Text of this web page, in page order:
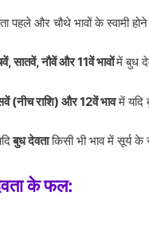
पहले और चौथे भावों के स्वामी
सातवें, नौवें और 11वें भावोंमें बुध
(नीच राशि) और 12वें भावमें यदि
बुध देवताकिसी भी भाव में सूर्य
के फल: